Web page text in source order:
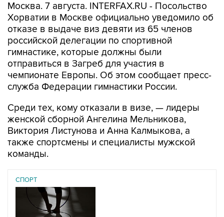
Москва. 7 августа. INTERFAX.RU - Посольство
Хорватии в Москве официально уведомило об
отказе в выдаче виз девяти из 65 членов
российской делегации по спортивной
гимнастике, которые должны были
отправиться в Загреб для участия в
чемпионате Европы. Об этом сообщает пресс-
служба Федерации гимнастики России.
Среди тех, кому отказали в визе, — лидеры
женской сборной Ангелина Мельникова,
Виктория Листунова и Анна Калмыкова, а
также спортсмены и специалисты мужской
команды.
СПОРТ